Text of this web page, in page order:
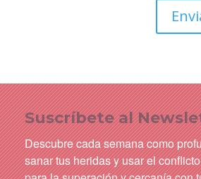
Suscríbete al
Descubre cada semana como
sanar tus heridas y usar el